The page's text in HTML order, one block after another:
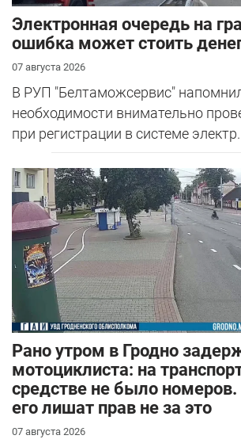
Электронная очередь на
ошибка может стоить
07 августа 2026
В РУП "Белтаможсервис"
необходимости внимательно
при регистрации в системе
Рано утром в Гродно
мотоциклиста: на
средстве не было
его лишат прав не за это
07 августа 2026